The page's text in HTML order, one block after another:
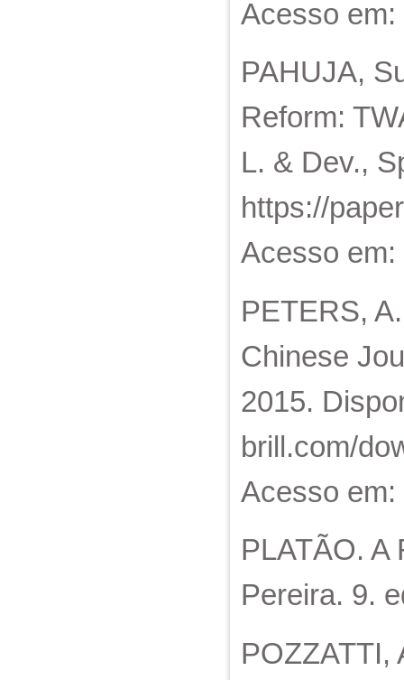
Acesso em:
PAHUJA,
Reform:
L. & Dev.,
https://
Acesso
PETERS,
Chinese
2015.
brill.com/
Acesso
PLATÃO. A
Pereira. 9.
POZZATTI,